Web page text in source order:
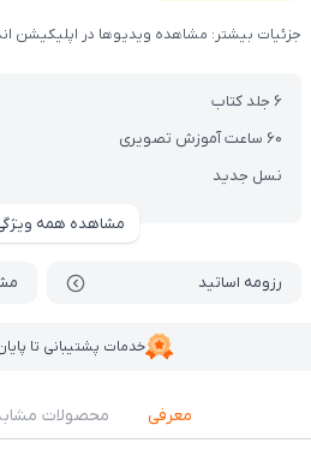
VOD با DVD)
6 جلد کتاب
60 ساعت آموزش تصویری
نسل جدید
مشاهده همه
رزومه اساتید
خدمات پشتیبانی تا
جزئیات بیشتر: مشاهده ویدیوها در اپلیکیشن
معرفی محصولات